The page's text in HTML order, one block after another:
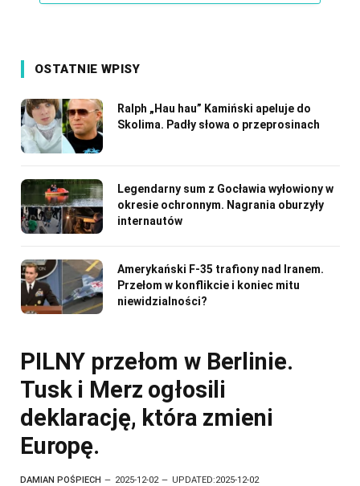
OSTATNIE WPISY
Ralph „Hau hau” Kamiński apeluje do
Skolima. Padły słowa o przeprosinach
Legendarny sum z Gocławia wyłowiony w
okresie ochronnym. Nagrania oburzyły
internautów
Amerykański F-35 trafiony nad Iranem.
Przełom w konflikcie i koniec mitu
niewidzialności?
PILNY przełom w Berlinie.
Tusk i Merz ogłosili
deklarację, która zmieni
Europę.
DAMIAN POŚPIECH 2025-12-02 UPDATED:2025-12-02